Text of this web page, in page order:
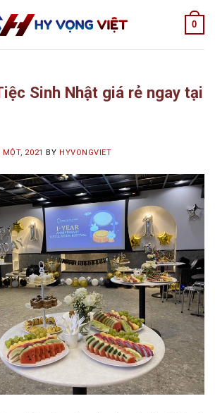
0
Sinh Nhật giá rẻ ngay tại
2021 BY HYVONGVIET